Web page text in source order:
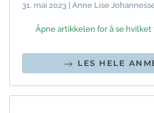
31. mai 2023 | Anne Lise
Åpne artikkelen for å se hvilket
LES HELE